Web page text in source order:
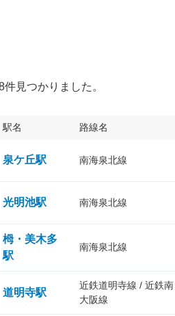
件見つかりました。
駅名 路線名
泉ケ丘駅 南海泉北線
光明池駅 南海泉北線
栂・美木多
駅
南海泉北線
道明寺駅
近鉄道明寺線 / 近鉄南
大阪線